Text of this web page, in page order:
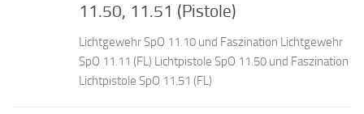
11.50, 11.51 (Pistole)
Lichtgewehr SpO 11.10 und Faszination Lichtgewehr
SpO 11.11 (FL) Lichtpistole SpO 11.50 und Faszination
Lichtpistole SpO 11.51 (FL)